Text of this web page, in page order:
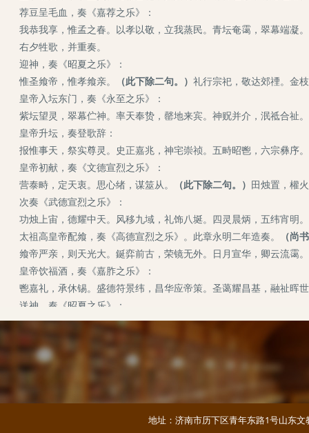
地址：济南市历下区青年东路1号山东